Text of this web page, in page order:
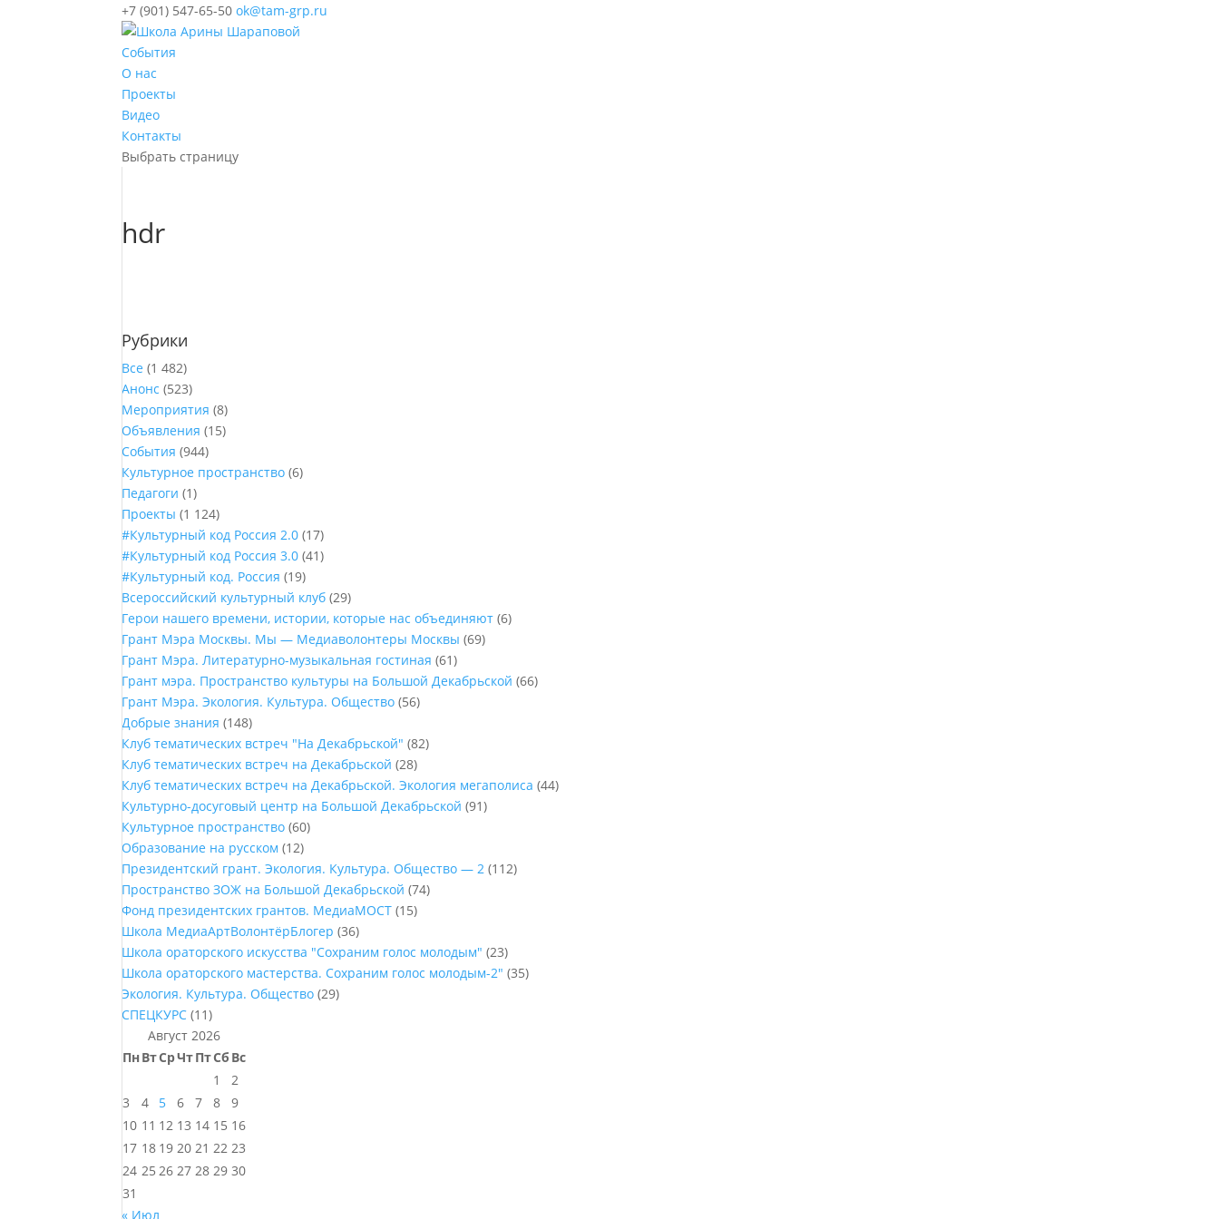
+7 (901) 547-65-50 ok@tam-grp.ru
События
О нас
Проекты
Видео
Контакты
Выбрать страницу
hdr
Рубрики
Все (1 482)
Анонс (523)
Мероприятия (8)
Объявления (15)
События (944)
Культурное пространство (6)
Педагоги (1)
Проекты (1 124)
#Культурный код Россия 2.0 (17)
#Культурный код Россия 3.0 (41)
#Культурный код. Россия (19)
Всероссийский культурный клуб (29)
Герои нашего времени, истории, которые нас объединяют (6)
Грант Мэра Москвы. Мы — Медиаволонтеры Москвы (69)
Грант Мэра. Литературно-музыкальная гостиная (61)
Грант мэра. Пространство культуры на Большой Декабрьской (66)
Грант Мэра. Экология. Культура. Общество (56)
Добрые знания (148)
Клуб тематических встреч "На Декабрьской" (82)
Клуб тематических встреч на Декабрьской (28)
Клуб тематических встреч на Декабрьской. Экология мегаполиса (44)
Культурно-досуговый центр на Большой Декабрьской (91)
Культурное пространство (60)
Образование на русском (12)
Президентский грант. Экология. Культура. Общество — 2 (112)
Пространство ЗОЖ на Большой Декабрьской (74)
Фонд президентских грантов. МедиаМОСТ (15)
Школа МедиаАртВолонтёрБлогер (36)
Школа ораторского искусства "Сохраним голос молодым" (23)
Школа ораторского мастерства. Сохраним голос молодым-2" (35)
Экология. Культура. Общество (29)
СПЕЦКУРС (11)
Август 2026
ПнВтСрЧтПтСб Вс
1
2
3
4 5 6 7 8
9
10 11 12 13 14 15 16
17 18 19 20 21 22 23
24 25 26 27 28 29 30
31
« Июл